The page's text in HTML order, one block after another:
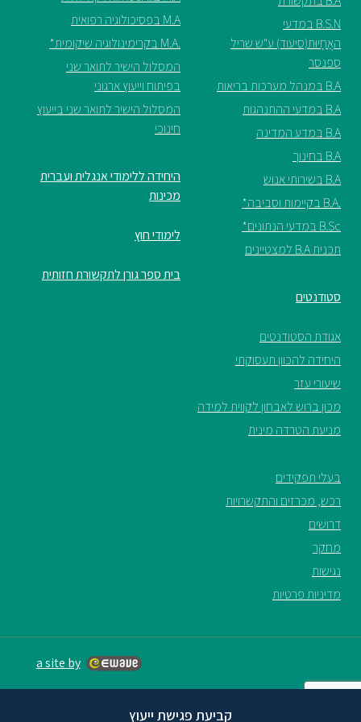
קביעת פגישת ייעוץ
B.S.N במדעי
האֲחָיוּת(סיעוד) ע"ש שריל
ספנסר
B.A במנהל מערכות בריאות
B.A במדעי ההתנהגות
B.A במדע המדינה
B.A בחינוך
B.A בשירותי אנוש
.B.A בקיימות וסביבה*
B.Sc במדעי הנתונים*
תכנית B.A למצטיינים
M.A בפסיכולוגיה רפואית
.M.A בקרימינולוגיה שיקומית*
המסלול הישיר לתואר שני
בפיתוח וייעוץ ארגוני
המסלול הישיר לתואר שני בייעוץ
חינוכי
היחידה ללימודי אנגלית ועברית
מכינות
לימודי חוץ
בית ספר גורן לתקשורת חזותית
סטודנטים
אגודת הסטודנטים
היחידה להכוון תעסוקתי
שיעורי עזר
מכון ברוש לאבחון לקווית למידה
מניעת הטרדה מינית
בעלי תפקידים
רכש, מכרזים והתקשרויות
דרושים
מחקר
נגישות
מדיניות פרטיות
a site by